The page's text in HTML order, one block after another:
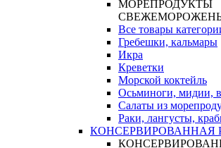
МОРЕПРОДУКТЫ
Все товары
Гребешки, кальмары
Икра
Креветки
Морской коктейль
Осьминоги, мидии,
Салаты из
Раки, лангусты,
КОНСЕРВИРОВАННАЯ